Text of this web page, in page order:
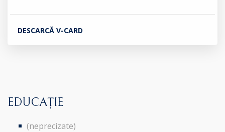
DESCARCĂ V-CARD
EDUCAȚIE
(neprecizate)